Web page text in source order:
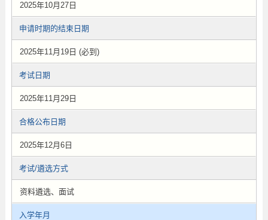
2025年10月27日
申请时期的结束日期
2025年11月19日 (必到)
考试日期
2025年11月29日
合格公布日期
2025年12月6日
考试/遴选方式
资料遴选、面试
入学年月